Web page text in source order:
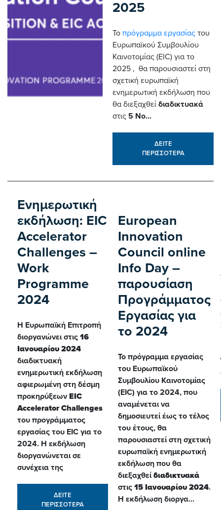
2025
Τοπρόγραμμα εργασίας του
Ευρωπαϊκού Συμβουλίου
Καινοτομίας (EIC) για το
2025 , θα παρουσιαστεί στη
σχετική ευρωπαϊκή
ενημερωτική εκδήλωση που
θα διεξαχθείδιαδικτυακά
στις 5 Νο...
ΔΕΙΤΕ
ΠΕΡΙΣΣΟΤΕΡΑ
Ενημερωτική
εκδήλωση: EIC
Accelerator
Challenges –
Work
Programme
2024
Η Ευρωπαϊκή Επιτροπή
διοργανώνει στις 16
Ιανουαρίου 2024
διαδικτυακή
ενημερωτική εκδήλωση
αφιερωμένη στη δέσμη
προκηρύξεων EIC
Accelerator Challenges
του προγράμματος
εργασίας του EIC για το
2024. Η εκδήλωση
διοργανώνεται σε
συνέχεια της
ΔΕΙΤΕ
ΠΕΡΙΣΣΟΤΕΡΑ
European
Innovation
Council online
Info Day –
παρουσίαση
Προγράμματος
Εργασίας για
το 2024
Το πρόγραμμα εργασίας
του Ευρωπαϊκού
Συμβουλίου Καινοτομίας
(EIC) για το 2024, που
αναμένεται να
δημοσιευτεί έως το τέλος
του έτους, θα
παρουσιαστεί στη σχετική
ευρωπαϊκή ενημερωτική
εκδήλωση που θα
διεξαχθεί διαδικτυακά
στις 15 Ιανουαρίου 2024.
Η εκδήλωση διοργα...